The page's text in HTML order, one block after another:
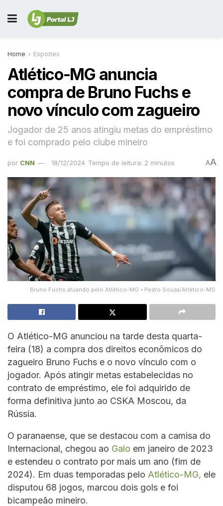
Home Esportes
Atlético-MG anuncia
compra de Bruno Fuchs e
novo vínculo com zagueiro
Jogador de 25 anos atingiu metas do empréstimo
e foi comprado pelo clube mineiro
por CNN 18/12/2024 Tempo de leitura: 2 minutos AA
Bruno Fuchs atuando pelo Atlético-MG • Pedro Souza/Atlético-MG
O Atlético-MG anunciou na tarde desta quarta-
feira (18) a compra dos direitos econômicos do
zagueiro Bruno Fuchs e o novo vínculo com o
jogador. Após atingir metas estabelecidas no
contrato de empréstimo, ele foi adquirido de
forma definitiva junto ao CSKA Moscou, da
Rússia.
O paranaense, que se destacou com a camisa do
Internacional, chegou ao Galo em janeiro de 2023
e estendeu o contrato por mais um ano (fim de
2024). Em duas temporadas pelo Atlético-MG, ele
disputou 68 jogos, marcou dois gols e foi
bicampeão mineiro.